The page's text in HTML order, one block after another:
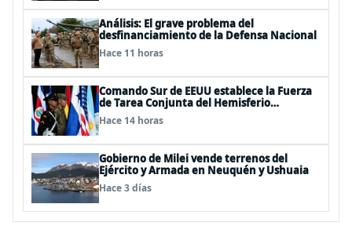
Análisis: El grave problema del
desfinanciamiento de la Defensa Nacional
Hace 11 horas
Comando Sur de EEUU establece la Fuerza
de Tarea Conjunta del Hemisferio
Occidental: Incluye a Chile
Hace 14 horas
Gobierno de Milei vende terrenos del
Ejército y Armada en Neuquén y Ushuaia
Hace 3 días